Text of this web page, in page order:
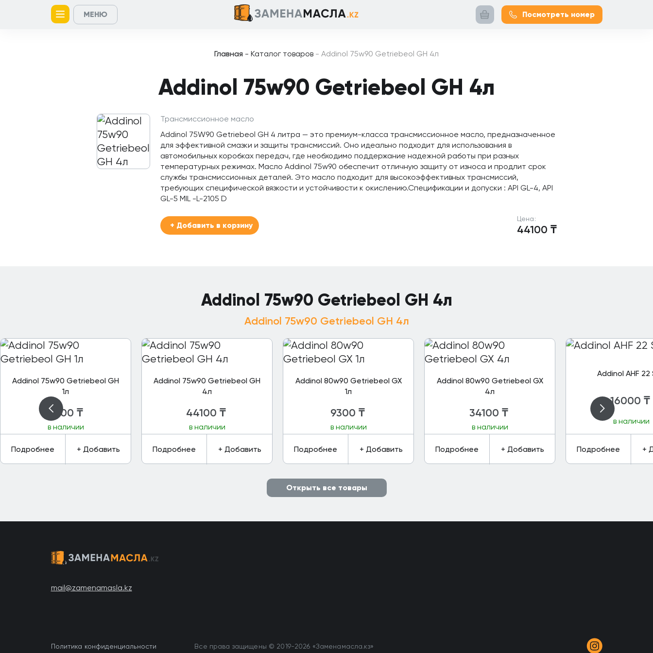
Главная - Каталог товаров - Addinol 75w90 Getriebeol GH 4л
МЕНЮ Посмотреть номер
Addinol 75w90 Getriebeol GH 4л
Трансмиссионное масло
Addinol 75W90 Getriebeol GH 4 литра — это премиум-класса трансмиссионное масло, предназначенное
для эффективной смазки и защиты трансмиссий. Оно идеально подходит для использования в
автомобильных коробках передач, где необходимо поддержание надежной работы при разных
температурных режимах. Масло Addinol 75w90 обеспечит отличную защиту от износа и продлит срок
службы трансмиссионных деталей. Это масло подходит для высокоэффективных трансмиссий,
требующих специфической вязкости и устойчивости к окислению.Спецификации и допуски : API GL-4, API
GL-5 MIL -L-2105 D
Цена:
44100 ₸
+ Добавить в корзину
Addinol 75w90 Getriebeol GH 4л
Addinol 75w90 Getriebeol GH 4л
Addinol 75w90 Getriebeol GH
1л
11800 ₸
в наличии
Подробнее + Добавить
Addinol 75w90 Getriebeol GH
4л
44100 ₸
в наличии
Подробнее + Добавить
Addinol 80w90 Getriebeol GX
1л
9300 ₸
в наличии
Подробнее + Добавить
Addinol 80w90 Getriebeol GX
4л
34100 ₸
в наличии
Подробнее + Добавить
Addinol AHF 22
16000 ₸
в наличии
Подробнее +
Открыть все товары
mail@zamenamasla.kz
Политика конфиденциальности Все права защищены © 2019-2026 «Заменамасла.кз»